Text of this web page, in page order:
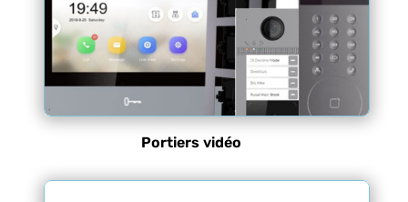
Portiers vidéo